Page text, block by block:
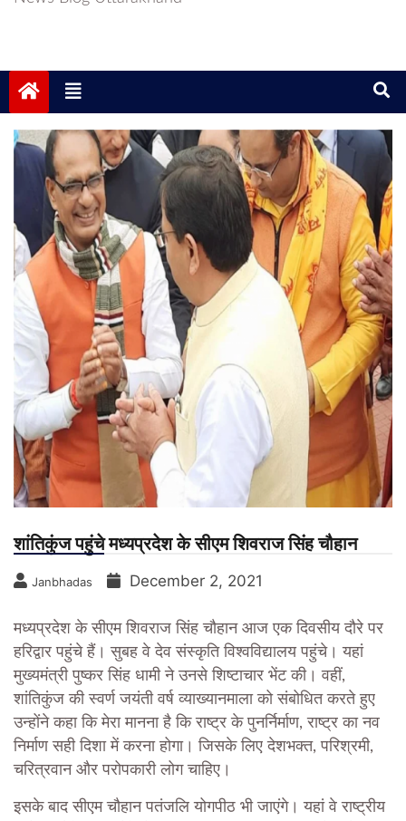
शांतिकुंज पहुंचे मध्यप्रदेश के सीएम शिवराज सिंह चौहान
Janbhadas December 2, 2021
मध्यप्रदेश के सीएम शिवराज सिंह चौहान आज एक दिवसीय दौरे पर
हरिद्वार पहुंचे हैं। सुबह वे देव संस्कृति विश्वविद्यालय पहुंचे। यहां
मुख्यमंत्री पुष्कर सिंह धामी ने उनसे शिष्टाचार भेंट की। वहीं,
शांतिकुंज की स्वर्ण जयंती वर्ष व्याख्यानमाला को संबोधित करते हुए
उन्होंने कहा कि मेरा मानना है कि राष्ट्र के पुनर्निर्माण, राष्ट्र का नव
निर्माण सही दिशा में करना होगा। जिसके लिए देशभक्त, परिश्रमी,
चरित्रवान और परोपकारी लोग चाहिए।
इसके बाद सीएम चौहान पतंजलि योगपीठ भी जाएंगे। यहां वे राष्ट्रीय